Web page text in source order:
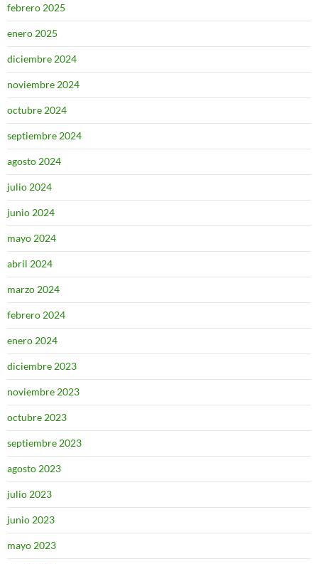
febrero 2025
enero 2025
diciembre 2024
noviembre 2024
octubre 2024
septiembre 2024
agosto 2024
julio 2024
junio 2024
mayo 2024
abril 2024
marzo 2024
febrero 2024
enero 2024
diciembre 2023
noviembre 2023
octubre 2023
septiembre 2023
agosto 2023
julio 2023
junio 2023
mayo 2023